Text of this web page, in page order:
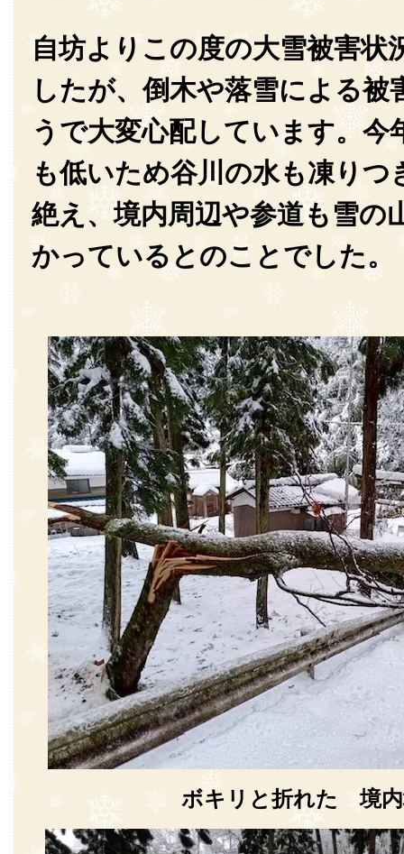
自坊よりこの度の大雪被害状
したが、倒木や落雪による被
うで大変心配しています。今
も低いため谷川の水も凍りつ
絶え、境内周辺や参道も雪の
かっているとのことでした。
ボキリと折れた 境内